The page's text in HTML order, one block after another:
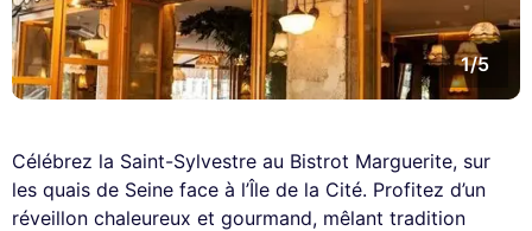
1/5
Célébrez la Saint-Sylvestre au Bistrot Marguerite, sur
les quais de Seine face à l’Île de la Cité. Profitez d’un
réveillon chaleureux et gourmand, mêlant tradition